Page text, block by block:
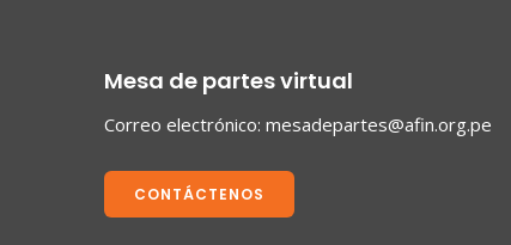
Mesa de partes virtual
Correo electrónico: mesadepartes@afin.org.pe
CONTÁCTENOS